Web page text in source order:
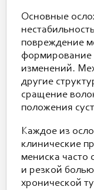
Основные
повреждение
формирование
изменений.
другие
сращение
положения
Каждое из
клинические
мениска часто
и резкой
хронической